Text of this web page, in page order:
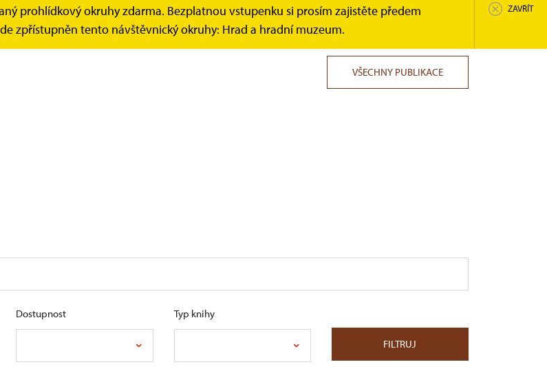
prohlídkový okruhy zdarma. Bezplatnou vstupenku si prosím zajistěte předem
zpřístupněn tento návštěvnický okruhy: Hrad a hradní muzeum.
ZAVŘÍT
VŠECHNY PUBLIKACE
Dostupnost Typ knihy
FILTRUJ